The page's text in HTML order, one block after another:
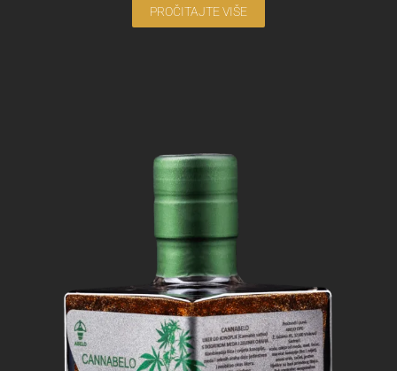
PROČITAJTE VIŠE